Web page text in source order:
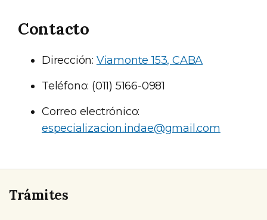
Contacto
Dirección: Viamonte 153, CABA
Teléfono: (011) 5166-0981
Correo electrónico:
especializacion.indae@gmail.com
Trámites